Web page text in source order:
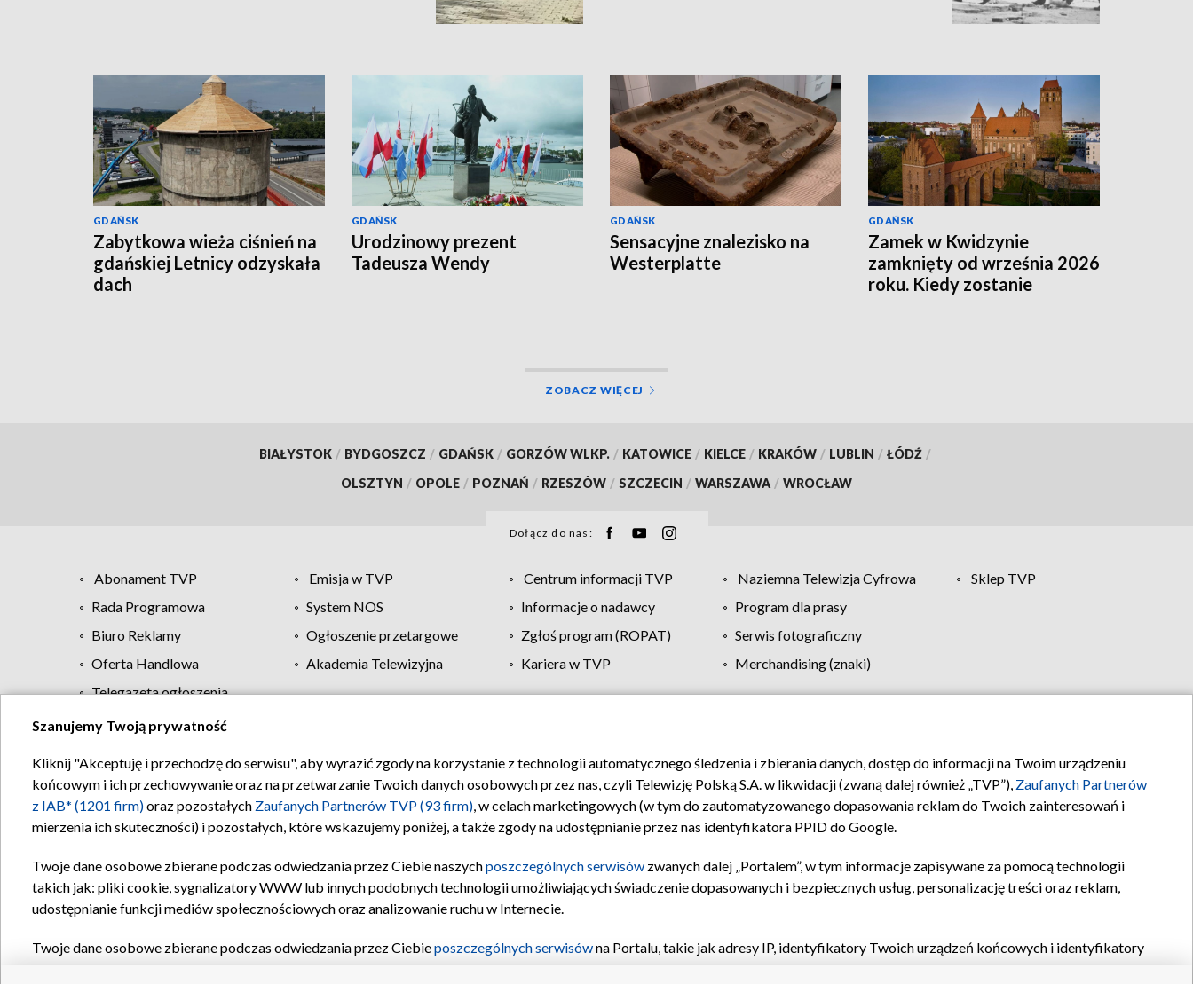
GDAŃSK
Zabytkowa wieża ciśnień na
gdańskiej Letnicy odzyskała
dach
GDAŃSK
Urodzinowy prezent
Tadeusza Wendy
GDAŃSK
Sensacyjne znalezisko na
Westerplatte
GDAŃSK
Zamek w Kwidzynie
zamknięty od września 2026
roku. Kiedy zostanie
ZOBACZ WIĘCEJ
BIAŁYSTOK / BYDGOSZCZ / GDAŃSK / GORZÓW WLKP. / KATOWICE / KIELCE / KRAKÓW / LUBLIN / ŁÓDŹ /
OLSZTYN / OPOLE / POZNAŃ / RZESZÓW / SZCZECIN / WARSZAWA / WROCŁAW
Dołącz do nas:
Abonament TVP Emisja w TVP Centrum informacji TVP Naziemna Telewizja Cyfrowa
Sklep TVP
Rada Programowa
System NOS Informacje o nadawcy
Program dla prasy
Biuro Reklamy
Ogłoszenie przetargowe Zgłoś program (ROPAT)
Serwis fotograficzny
Oferta Handlowa
Akademia Telewizyjna Kariera w TVP
Merchandising (znaki)
Telegazeta ogłoszenia
Regulamin TVP Polityka prywatności Moje zgody Pomoc Biuro reklamy Kontakt
Szanujemy Twoją prywatność
Kliknij "Akceptuję i przechodzę do serwisu", aby wyrazić zgody na korzystanie z technologii automatycznego śledzenia i zbierania danych, dostęp do informacji na Twoim urządzeniu
końcowym i ich przechowywanie oraz na przetwarzanie Twoich danych osobowych przez nas, czyli Telewizję Polską S.A. w likwidacji (zwaną dalej również „TVP”), Zaufanych Partnerów
z IAB* (1201 firm)oraz pozostałych Zaufanych Partnerów TVP (93 firm), w celach marketingowych (w tym do zautomatyzowanego dopasowania reklam do Twoich zainteresowań i
mierzenia ich skuteczności) i pozostałych, które wskazujemy poniżej, a także zgody na udostępnianie przez nas identyfikatora PPID do Google.
Twoje dane osobowe zbierane podczas odwiedzania przez Ciebie naszychposzczególnych serwisów zwanych dalej „Portalem”, w tym informacje zapisywane za pomocą technologii
takich jak: pliki cookie, sygnalizatory WWW lub innych podobnych technologii umożliwiających świadczenie dopasowanych i bezpiecznych usług, personalizację treści oraz reklam,
udostępnianie funkcji mediów społecznościowych oraz analizowanie ruchu w Internecie.
Twoje dane osobowe zbierane podczas odwiedzania przez Ciebieposzczególnych serwisówna Portalu, takie jak adresy IP, identyfikatory Twoich urządzeń końcowych i identyfikatory
oraz pozostałych